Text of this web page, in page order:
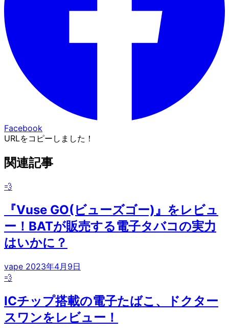
Facebook
URLをコピーしました！
関連記事
💨
『Vuse GO(ビューズゴー)』をレビュ
ー！BATが販売する電子タバコの実力
はいかに？
vape 2023年4月9日
💨
ICチップ搭載の電子たばこ、ドクター
スワンをレビュー！